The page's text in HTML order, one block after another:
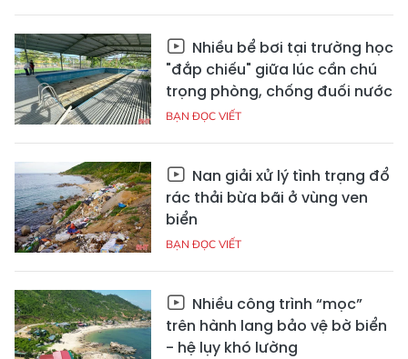
Nhiều bể bơi tại trường học
"đắp chiếu" giữa lúc cần chú
trọng phòng, chống đuối nước
BẠN ĐỌC VIẾT
Nan giải xử lý tình trạng đổ
rác thải bừa bãi ở vùng ven
biển
BẠN ĐỌC VIẾT
Nhiều công trình “mọc”
trên hành lang bảo vệ bờ biển
- hệ lụy khó lường